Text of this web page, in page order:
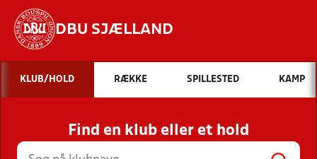
DBU SJÆLLAND
Hvad vil du søge efter?
INDHOLD OG NYHEDER
STILLINGER, RESULTATER, KLUBBER OG
HOLD
KLUB/HOLD RÆKKE SPILLESTED KAMP
Find en klub eller et hold